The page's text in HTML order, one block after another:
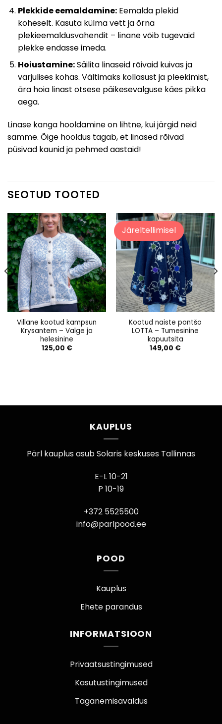
Plekkide eemaldamine:Eemalda plekid
koheselt. Kasuta külma vett ja õrna
plekieemaldusvahendit – linane võib tugevaid
plekke endasse imeda.
Hoiustamine:Säilita linaseid rõivaid kuivas ja
varjulises kohas. Vältimaks kollasust ja pleekimist,
ära hoia linast otsese päikesevalguse käes pikka
aega.
Linase kanga hooldamine on lihtne, kui järgid neid
samme. Õige hooldus tagab, et linased rõivad
püsivad kaunid ja pehmed aastaid!
SEOTUD TOOTED
Villane kootud kampsun
Krysantem – Valge ja
helesinine
125,00 €
Järeltellimisel
Kootud naiste pontšo
LOTTA – Tumesinine
kapuutsita
149,00 €
KAUPLUS
Pärl kauplus asub Solaris keskuses Tallinnas
E-L 10-21
P 10-19
+372 5525500
info@parlpood.ee
POOD
Kauplus
Ehete parandus
INFORMATSIOON
Privaatsustingimused
Kasutustingimused
Taganemisavaldus